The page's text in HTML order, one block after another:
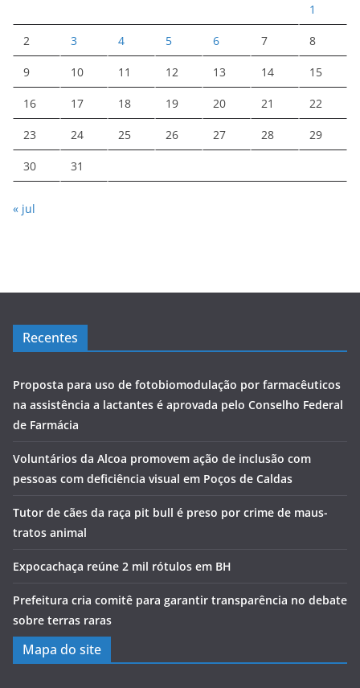
1
2 3 4 5 6 7 8
9 10 11 12 13 14 15
16 17 18 19 20 21 22
23 24 25 26 27 28 29
30 31
« jul
Recentes
Proposta para uso de fotobiomodulação por farmacêuticos
na assistência a lactantes é aprovada pelo Conselho Federal
de Farmácia
Voluntários da Alcoa promovem ação de inclusão com
pessoas com deficiência visual em Poços de Caldas
Tutor de cães da raça pit bull é preso por crime de maus-
tratos animal
Expocachaça reúne 2 mil rótulos em BH
Prefeitura cria comitê para garantir transparência no debate
sobre terras raras
Mapa do site